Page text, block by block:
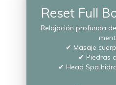
Reset Full
Relajación profunda
✔ Masaje
✔ Piedras
✔ Head Spa